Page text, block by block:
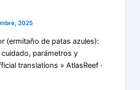
2025
(ermitaño de patas azules):
parámetros y
translations » AtlasReef ·